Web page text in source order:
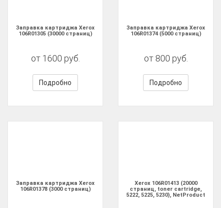
Заправка картриджа Xerox
106R01305 (30000 страниц)
от 1600 руб.
Подробно
Заправка картриджа Xerox
106R01374 (5000 страниц)
от 800 руб.
Подробно
Заправка картриджа Xerox
106R01378 (3000 страниц)
Xerox 106R01413 (20000
страниц, toner cartridge,
5222, 5225, 5230), NetProduct